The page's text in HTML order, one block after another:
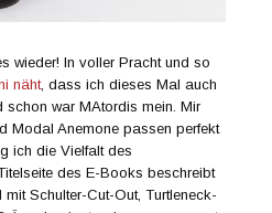
wieder! In voller Pracht und so
näht, dass ich dieses Mal auch
schon war MAtordis mein. Mir
Modal Anemone passen perfekt
ich die Vielfalt des
des E-Books beschreibt
Schulter-Cut-Out, Turtleneck-